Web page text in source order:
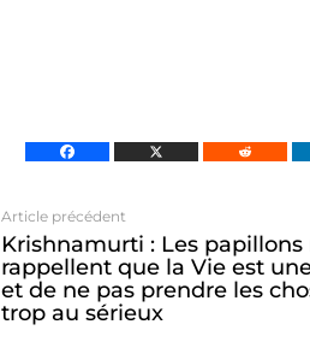
Article précédent
Krishnamurti : Les papillons
rappellent que la Vie est
et de ne pas prendre les
trop au sérieux